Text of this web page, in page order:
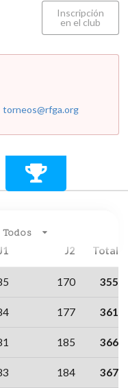
Inscripción
en el club
torneos@rfga.org
Todos
J2 Total
170 355
177 361
185 366
184 367